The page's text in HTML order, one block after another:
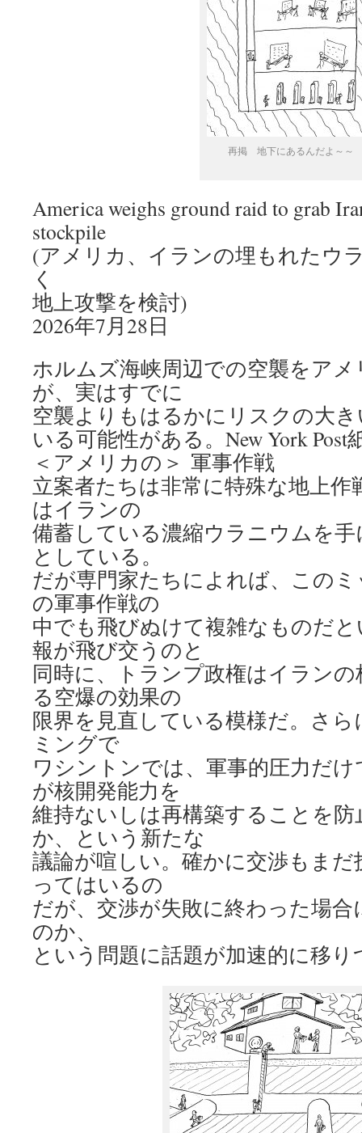
再掲 地下にあるんだよ～～
America weighs ground raid to grab
stockpile
(アメリカ、イランの埋もれたウ
く
地上攻撃を検討)
2026年7月28日
ホルムズ海峡周辺での空襲をア
が、実はすでに
空襲よりもはるかにリスクの大
いる可能性がある。New York
＜アメリカの＞ 軍事作戦
立案者たちは非常に特殊な地上作
はイランの
備蓄している濃縮ウラニウムを
としている。
だが専門家たちによれば、この
の軍事作戦の
中でも飛びぬけて複雑なものだ
報が飛び交うのと
同時に、トランプ政権はイラン
る空爆の効果の
限界を見直している模様だ。さ
ミングで
ワシントンでは、軍事的圧力だ
が核開発能力を
維持ないしは再構築することを
か、という新たな
議論が喧しい。確かに交渉もま
ってはいるの
だが、交渉が失敗に終わった場
のか、
という問題に話題が加速的に移